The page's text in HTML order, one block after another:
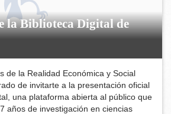
la Biblioteca Digital de
de la Realidad Económica y Social
de invitarte a la presentación oficial
una plataforma abierta al público que
años de investigación en ciencias